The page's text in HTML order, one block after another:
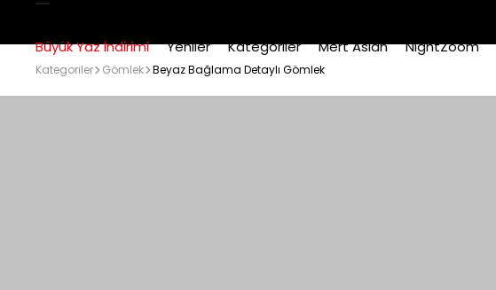
Büyük Yaz İndirimi Yeniler Kategoriler Mert Aslan NightZoom
Kategoriler Gömlek Beyaz Bağlama Detaylı Gömlek